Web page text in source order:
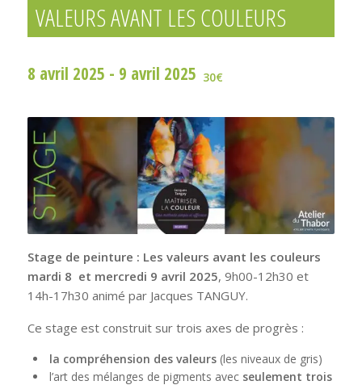
VALEURS AVANT LES COULEURS
8 avril 2025 - 9 avril 2025 30€
Stage de peinture : Les valeurs avant les couleurs
mardi 8 et mercredi 9 avril 2025, 9h00-12h30 et
14h-17h30 animé par Jacques TANGUY.
Ce stage est construit sur trois axes de progrès :
la compréhension des valeurs(les niveaux de gris)
l’art des mélanges de pigments avec seulement trois